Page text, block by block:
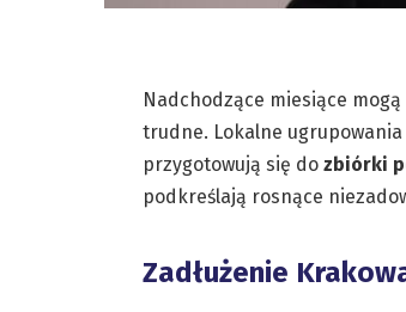
Nadchodzące miesiące
trudne. Lokalne ugrupowania
przygotowują się do zbiórki
podkreślają rosnące
Zadłużenie